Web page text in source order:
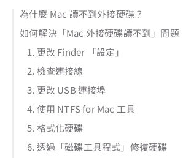
為什麼 Mac 讀不到外接硬碟？
如何解決「Mac 外接硬碟讀不到」問題
1. 更改 Finder 「設定」
2. 檢查連接線
3. 更改 USB 連接埠
4. 使用 NTFS for Mac 工具
5. 格式化硬碟
6. 透過「磁碟工具程式」修復硬碟